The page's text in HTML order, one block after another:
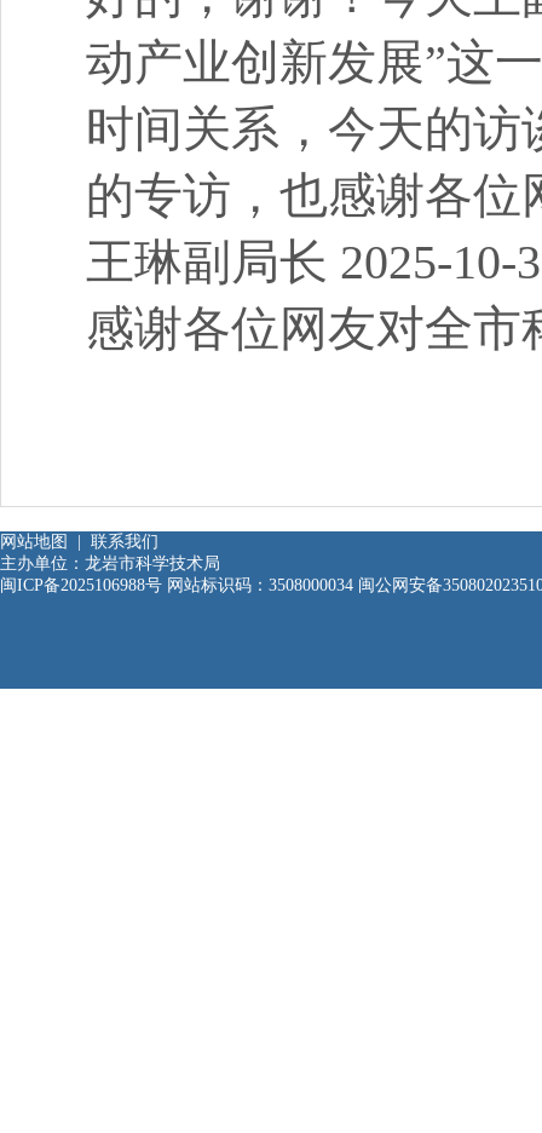
动产业创新发展”这
时间关系，今天的
的专访，也感谢各
王琳副局长 2025-10-
感谢各位网友对全
网站地图
联系我们
主办单位：龙岩市科学技术局
闽ICP备2025106988号 网站标识码：3508000034 闽公网安备